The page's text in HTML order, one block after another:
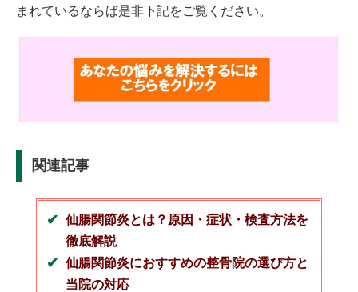
まれているならば是非下記をご覧ください。
関連記事
仙腸関節炎とは？原因・症状・検査方法を
徹底解説
仙腸関節炎におすすめの整骨院の選び方と
当院の対応